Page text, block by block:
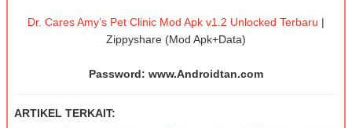
Dr. Cares Amy’s Pet Clinic Mod Apk v1.2 Unlocked Terbaru |
Zippyshare (Mod Apk+Data)
Password: www.Androidtan.com
ARTIKEL TERKAIT: